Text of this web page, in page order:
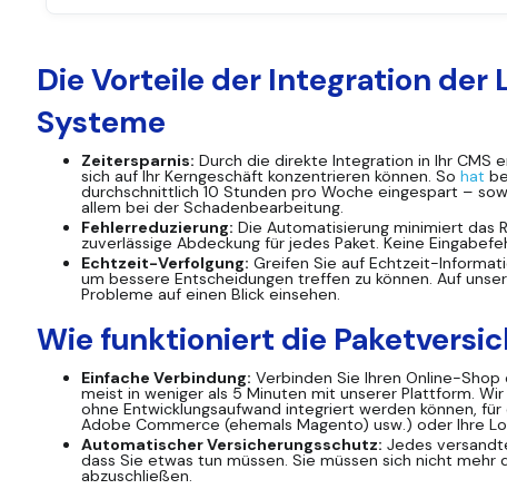
Die Vorteile der Integration der
Systeme
Zeitersparnis: Durch die direkte Integration in Ihr CMS
sich auf Ihr Kerngeschäft konzentrieren können. So hat
durchschnittlich 10 Stunden pro Woche eingespart –
allem bei der Schadenbearbeitung.
Fehlerreduzierung: Die Automatisierung minimiert das
zuverlässige Abdeckung für jedes Paket. Keine
Echtzeit-Verfolgung: Greifen Sie auf Echtzeit-
um bessere Entscheidungen treffen zu können. Auf
Probleme auf einen Blick einsehen.
Wie funktioniert die
Einfache Verbindung: Verbinden Sie Ihren Online-
meist in weniger als 5 Minuten mit unserer Plattform.
ohne Entwicklungsaufwand integriert werden können,
Adobe Commerce (ehemals Magento) usw.) oder Ihre
Automatischer Versicherungsschutz: Jedes
dass Sie etwas tun müssen. Sie müssen sich nicht
abzuschließen.